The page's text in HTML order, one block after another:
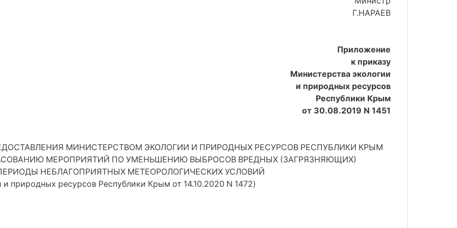
Г.НАРАЕВ
Приложение
к приказу
Министерства экологии
и природных ресурсов
Республики Крым
от 30.08.2019 N 1451
МИНИСТЕРСТВОМ ЭКОЛОГИИ И ПРИРОДНЫХ РЕСУРСОВ РЕСПУБЛИКИ КРЫМ
МЕРОПРИЯТИЙ ПО УМЕНЬШЕНИЮ ВЫБРОСОВ ВРЕДНЫХ (ЗАГРЯЗНЯЮЩИХ)
НЕБЛАГОПРИЯТНЫХ МЕТЕОРОЛОГИЧЕСКИХ УСЛОВИЙ
природных ресурсов Республики Крым от 14.10.2020 N 1472)